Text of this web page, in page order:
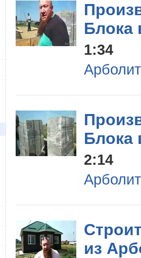
Блока
1:34
Блока
2:14
из